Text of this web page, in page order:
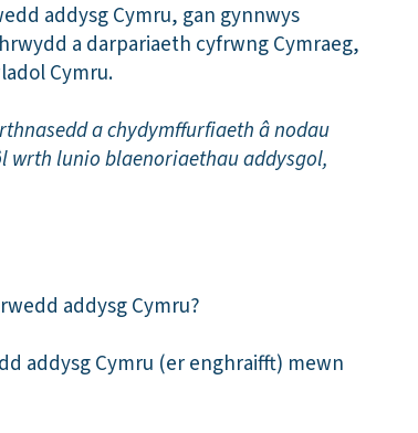
addysg Cymru, gan gynnwys
a darpariaeth cyfrwng Cymraeg,
Cymru.
a chydymffurfiaeth â nodau
wrth lunio blaenoriaethau addysgol,
addysg Cymru?
addysg Cymru (er enghraifft) mewn